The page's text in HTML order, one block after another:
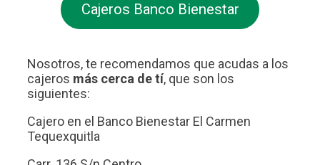
Cajeros Banco Bienestar
Nosotros, te recomendamos que acudas a los
cajeros más cerca de tí, que son los
siguientes:
Cajero en el Banco Bienestar El Carmen
Tequexquitla